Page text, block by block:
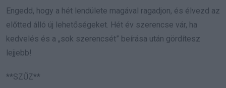
Engedd, hogy a hét lendülete magával ragadjon, és élvezd az
előtted álló új lehetőségeket. Hét év szerencse vár, ha
kedvelés és a „sok szerencsét” beírása után gördítesz
lejjebb!
**SZŰZ**